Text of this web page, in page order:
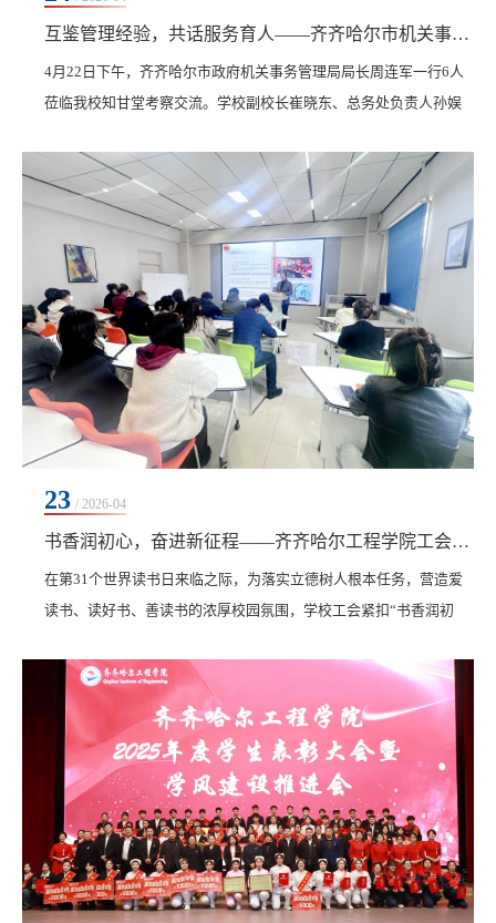
互鉴管理经验，共话服务育人——齐齐哈尔市机关事务管理局来校
4月22日下午，齐齐哈尔市政府机关事务管理局局长周连军一行6人
莅临我校知甘堂考察交流。学校副校长崔晓东、总务处负责人孙娱
来表示欢迎，并对市机关事务管理局长期以来给予学校发展的关心
与支持表示感谢。他指出，知甘堂不仅是学校师生生活服务的核心
载体，更是学校践行“服务育人”理念、探索后勤管理现代化的重要
实践平台。学校始终坚持将后勤工作作为育人的重要...
23 / 2026-04
书香润初心，奋进新征程——齐齐哈尔工程学院工会开展世界读书日系列主题活动
在第31个世界读书日来临之际，为落实立德树人根本任务，营造爱
读书、读好书、善读书的浓厚校园氛围，学校工会紧扣“书香润初
了“与书同行”读书分享会、“一页荐书·书香寄语”、专题领学及家风
主题宣传等系列活动。活动以书香涵养初心、以阅读凝聚力量，有
力推动校园文化建设走深走实。思想引领铸魂育人。学校工会组织
开展专题学习，由校工会主席白雪带头领学，各...